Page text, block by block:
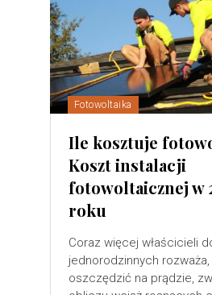
Fotowoltaika
Ile kosztuje
Koszt instalacji
fotowoltaicznej w
roku
Coraz więcej właścicieli
jednorodzinnych rozważa,
oszczędzić na prądzie,